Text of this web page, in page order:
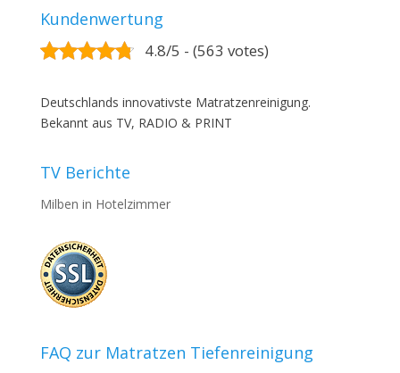
Kundenwertung
4.8/5 - (563 votes)
Deutschlands innovativste Matratzenreinigung.
Bekannt aus TV, RADIO & PRINT
TV Berichte
Milben in Hotelzimmer
FAQ zur Matratzen Tiefenreinigung